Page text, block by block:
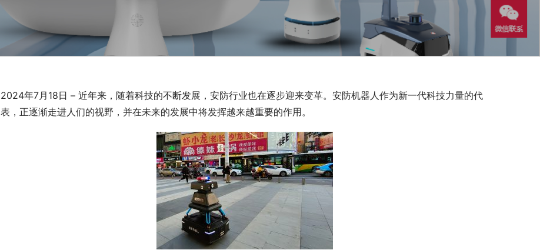
2024年7月18日 – 近年来，随着科技的不断发展，安防行业也在逐步迎来变革。安防机器人作为新一代科技力量的代
表，正逐渐走进人们的视野，并在未来的发展中将发挥越来越重要的作用。